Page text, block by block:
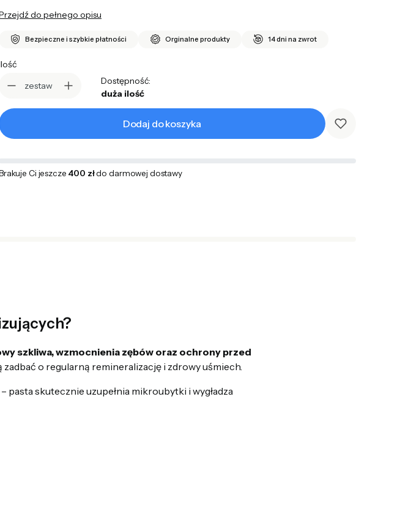
do pełnego opisu
Bezpieczne i szybkie płatności Orginalne produkty 14 dni na zwrot
zestaw
Dostępność:
duża ilość
Dodaj do koszyka
Ci jeszcze 400 złdo darmowej dostawy
szkliwa, wzmocnienia zębów oraz ochrony przed
o regularną remineralizację i zdrowy uśmiech.
– pasta skutecznie uzupełnia mikroubytki i wygładza